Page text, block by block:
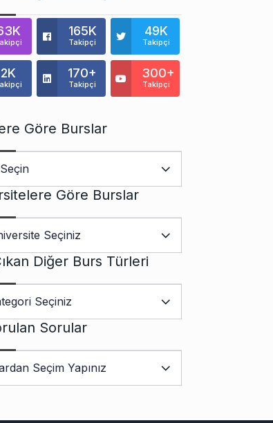
165K
Takipçi
49K
Takipçi
2K 170+
Takipçi
300+
Takipçi
Göre Burslar
Göre Burslar
Diğer Burs Türleri
Sorular